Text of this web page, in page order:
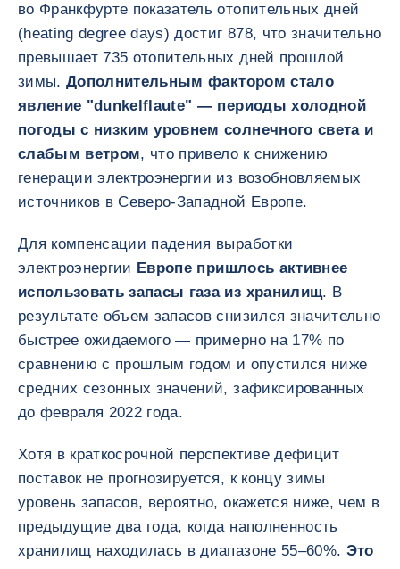
во Франкфурте показатель отопительных дней
(heating degree days) достиг 878, что значительно
превышает 735 отопительных дней прошлой
зимы.Дополнительным фактором стало
явление "dunkelflaute" — периоды холодной
погоды с низким уровнем солнечного света и
слабым ветром, что привело к снижению
генерации электроэнергии из возобновляемых
источников в Северо-Западной Европе.
Для компенсации падения выработки
электроэнергии Европе пришлось активнее
использовать запасы газа из хранилищ. В
результате объем запасов снизился значительно
быстрее ожидаемого — примерно на 17% по
сравнению с прошлым годом и опустился ниже
средних сезонных значений, зафиксированных
до февраля 2022 года.
Хотя в краткосрочной перспективе дефицит
поставок не прогнозируется, к концу зимы
уровень запасов, вероятно, окажется ниже, чем в
предыдущие два года, когда наполненность
хранилищ находилась в диапазоне 55–60%. Это